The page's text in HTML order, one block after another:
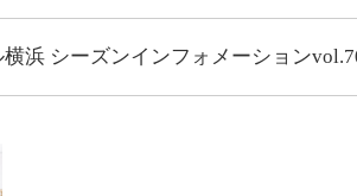
横浜 シーズンインフォメーション